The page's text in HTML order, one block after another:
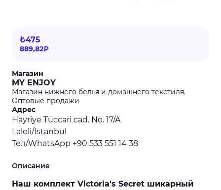
Магазин
MY ENJOY
Магазин нижнего белья и домашнего текстиля.
Оптовые продажи
Адрес
Hayriye Tüccari cad. No. 17/A
Laleli/İstanbul
Тел/WhatsApp +90 533 551 14 38
₺475
889,82₽
Описание
Наш комплект Victoria's Secret шикарный